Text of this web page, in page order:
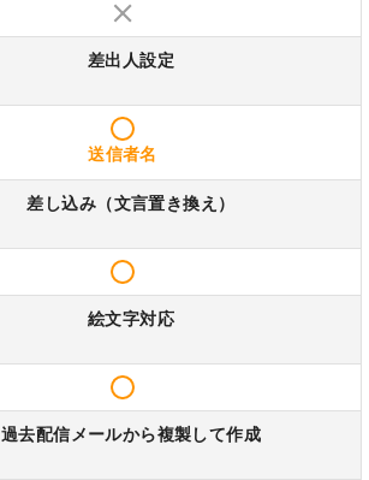
差出人設定
送信者名
差し込み（文言置き換え）
絵文字対応
過去配信メールから複製して作成